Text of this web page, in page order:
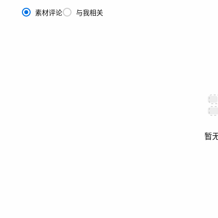
素材评论 与我相关
暂